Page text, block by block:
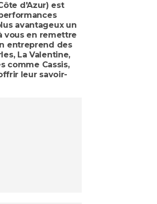
d'Azur) est
avantageux un
vous en remettre
entreprend des
La Valentine,
comme Cassis,
leur savoir-